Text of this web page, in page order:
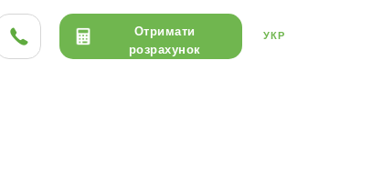
УКР
Отримати
розрахунок